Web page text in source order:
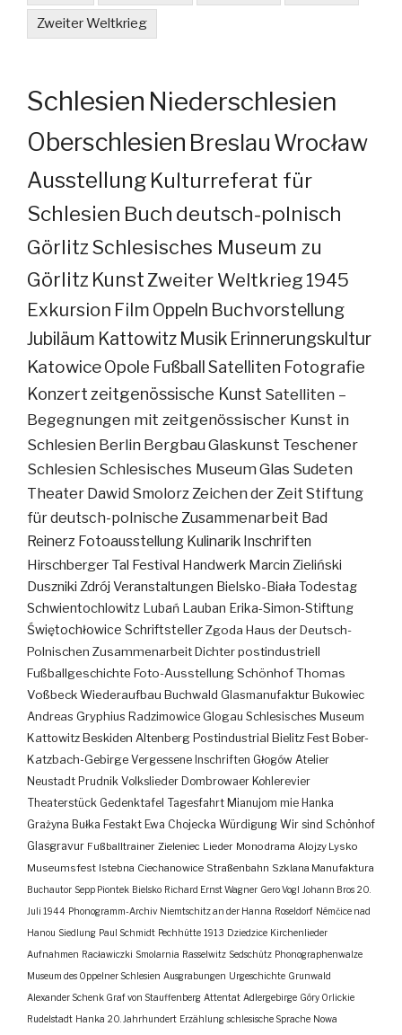
Zweiter Weltkrieg
Schlesien Niederschlesien
Oberschlesien Breslau Wrocław
Ausstellung Kulturreferat für
Schlesien Buch deutsch-polnisch
GörlitzSchlesisches Museum zu
Görlitz KunstZweiter Weltkrieg 1945
Exkursion Film Oppeln Buchvorstellung
Jubiläum Kattowitz Musik Erinnerungskultur
KatowiceOpole FußballSatelliten Fotografie
Konzertzeitgenössische Kunst Satelliten –
Begegnungen mit zeitgenössischer Kunst in
Schlesien Berlin BergbauGlaskunst Teschener
Schlesien Schlesisches MuseumGlas Sudeten
Theater Dawid SmolorzZeichen der Zeit Stiftung
für deutsch-polnische Zusammenarbeit Bad
Reinerz Fotoausstellung Kulinarik Inschriften
Hirschberger Tal Festival Handwerk Marcin Zieliński
Duszniki Zdrój Veranstaltungen Bielsko-Biała Todestag
Schwientochlowitz Lubań Lauban Erika-Simon-Stiftung
Świętochłowice SchriftstellerZgoda Haus der Deutsch-
Polnischen ZusammenarbeitDichterpostindustriell
Fußballgeschichte Foto-AusstellungSchönhofThomas
VoßbeckWiederaufbau Buchwald Glasmanufaktur Bukowiec
Andreas Gryphius Radzimowice Glogau Schlesisches Museum
Kattowitz Beskiden Altenberg Postindustrial Bielitz Fest Bober-
Katzbach-Gebirge Vergessene Inschriften Głogów Atelier
Neustadt Prudnik Volkslieder Dombrowaer Kohlerevier
Theaterstück Gedenktafel Tagesfahrt Mianujom mie Hanka
Grażyna Bułka Festakt Ewa Chojecka Würdigung Wir sind Schönhof
Glasgravur Fußballtrainer Zieleniec Lieder Monodrama Alojzy Lysko
Museumsfest Istebna Ciechanowice Straßenbahn Szklana Manufaktura
Buchautor Sepp Piontek Bielsko Richard Ernst Wagner Gero Vogl Johann Bros 20.
Juli 1944 Phonogramm-Archiv Niemtschitz an der Hanna Roseldorf Némčice nad
Hanou Siedlung Paul Schmidt Pechhütte 1913 Dziedzice Kirchenlieder
Aufnahmen Racławiczki Smolarnia Rasselwitz Sedschütz Phonographenwalze
Museum des Oppelner Schlesien Ausgrabungen Urgeschichte Grunwald
Alexander Schenk Graf von Stauffenberg Attentat Adlergebirge Góry Orlickie
Rudelstadt Hanka 20. Jahrhundert Erzählung schlesische Sprache Nowa